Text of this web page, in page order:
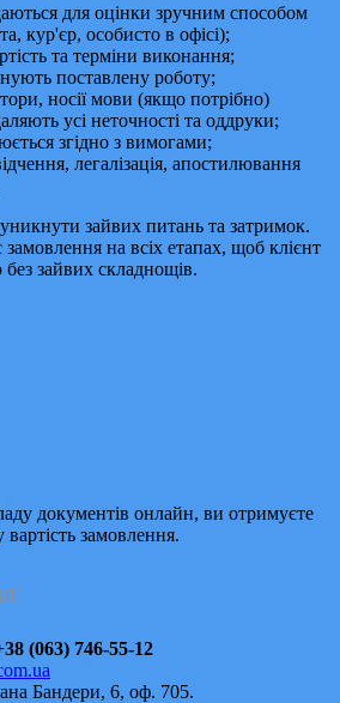
для оцінки зручним способом
кур'єр, особисто в офісі);
та терміни виконання;
поставлену роботу;
носії мови (якщо потрібно)
усі неточності та оддруки;
згідно з вимогами;
легалізація, апостилювання
зайвих питань та затримок.
на всіх етапах, щоб клієнт
зайвих складнощів.
документів онлайн, ви отримуєте
замовлення.
(063) 746-55-12
Бандери, 6, оф. 705.